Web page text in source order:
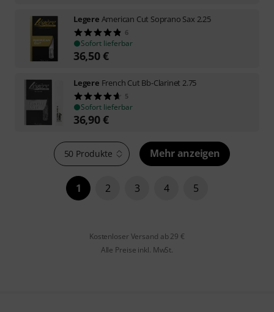
Legere American Cut Soprano Sax 2.25
6
Sofort lieferbar
36,50€
Legere French Cut Bb-Clarinet 2.75
5
Sofort lieferbar
36,90€
50 Produkte Mehr anzeigen
1 2 3 4 5
Kostenloser Versand ab 29 €
Alle Preise inkl. MwSt.